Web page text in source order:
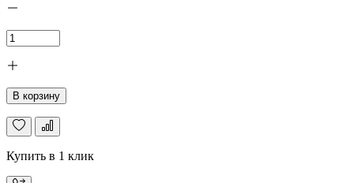
В корзину
Купить в 1 клик